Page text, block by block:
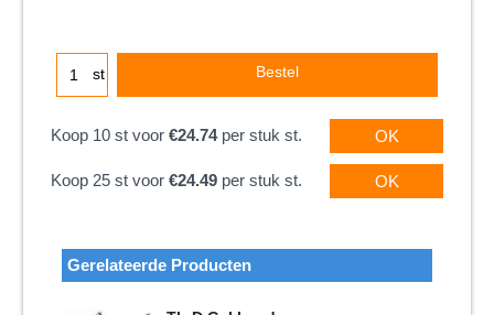
st Bestel
Koop 10 st voor €24.74per stuk st. OK
Koop 25 st voor €24.49 per stuk st. OK
Gerelateerde Producten